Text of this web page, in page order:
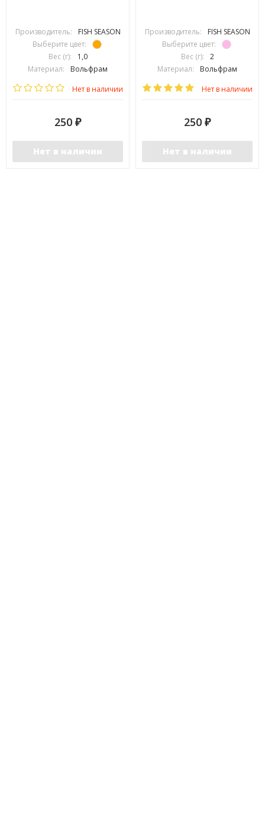
Производитель:
FISH SEASON
Выберите цвет:
Вес (г):
1,0
Материал:
Вольфрам
Нет в наличии
250 ₽
Нет в наличии
Производитель:
FISH SEASON
Выберите цвет:
Вес (г):
2
Материал:
Вольфрам
Нет в наличии
250 ₽
Нет в наличии